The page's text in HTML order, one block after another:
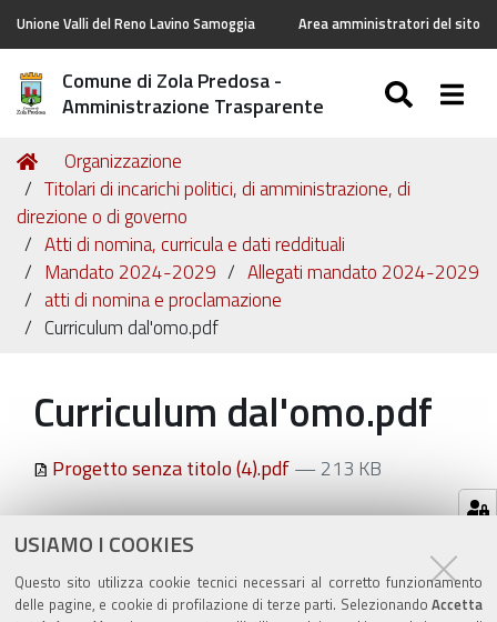
USIAMO I COOKIES
Questo sito utilizza cookie tecnici necessari al corretto funzionamento
delle pagine, e cookie di profilazione di terze parti. Selezionando Accetta
Unione Valli del Reno Lavino Samoggia Area amministratori del sito
Comune di Zola Predosa -
Amministrazione Trasparente
Tu
sei
qui:
Home
Organizzazione
Titolari di incarichi politici, di amministrazione, di
direzione o di governo
Atti di nomina, curricula e dati reddituali
Mandato 2024-2029
Allegati mandato 2024-2029
atti di nomina e proclamazione
Curriculum dal'omo.pdf
Curriculum dal'omo.pdf
Progetto senza titolo (4).pdf— 213 KB
Azioni
sul
documento
ultima modifica 27/08/2024